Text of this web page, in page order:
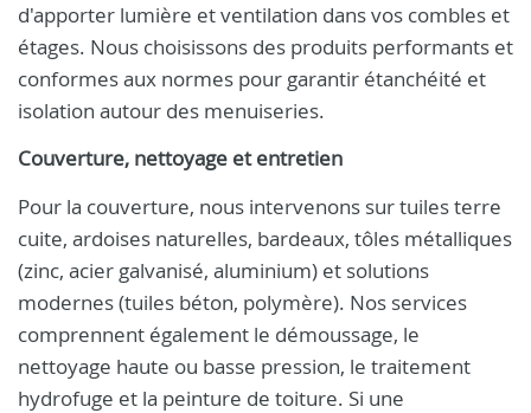
d'apporter lumière et ventilation dans vos combles et
étages. Nous choisissons des produits performants et
conformes aux normes pour garantir étanchéité et
isolation autour des menuiseries.
Couverture, nettoyage et entretien
Pour la couverture, nous intervenons sur tuiles terre
cuite, ardoises naturelles, bardeaux, tôles métalliques
(zinc, acier galvanisé, aluminium) et solutions
modernes (tuiles béton, polymère). Nos services
comprennent également le démoussage, le
nettoyage haute ou basse pression, le traitement
hydrofuge et la peinture de toiture. Si une